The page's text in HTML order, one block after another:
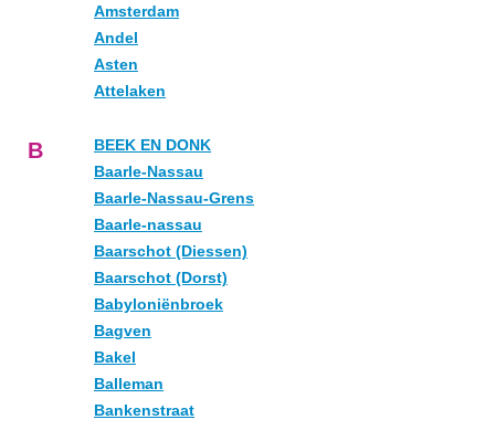
Amsterdam
Andel
Asten
Attelaken
B
BEEK EN DONK
Baarle-Nassau
Baarle-Nassau-Grens
Baarle-nassau
Baarschot (Diessen)
Baarschot (Dorst)
Babyloniënbroek
Bagven
Bakel
Balleman
Bankenstraat